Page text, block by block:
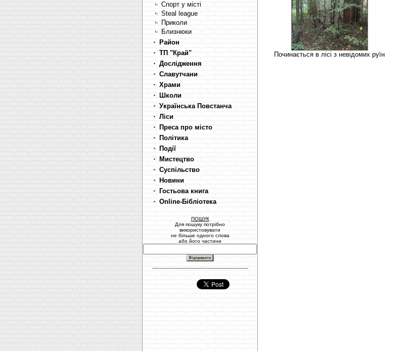
Спорт у місті
Steal league
Приколи
Близнюки
Район
ТП "Край"
Дослідження
Славутчани
Храми
Школи
Українська Повстанча
Ліси
Преса про місто
Політика
Події
Мистецтво
Суспільство
Новини
Гостьова книга
Online-Бібліотека
ПОШУК
Для пошуку потрібно
використовувати
не більше одного слова
або його частини
Починається в лісі з невідомих руїн